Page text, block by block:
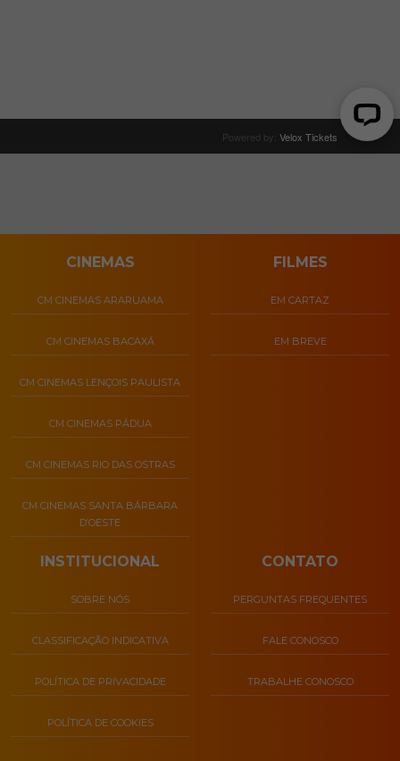
CINEMAS
CM CINEMAS ARARUAMA
CM CINEMAS BACAXÁ
CM CINEMAS LENÇOIS PAULISTA
CM CINEMAS PÁDUA
CM CINEMAS RIO DAS OSTRAS
CM CINEMAS SANTA BÁRBARA
D’OESTE
FILMES
EM CARTAZ
EM BREVE
INSTITUCIONAL
SOBRE NÓS
CLASSIFICAÇÃO INDICATIVA
POLÍTICA DE PRIVACIDADE
POLÍTICA DE COOKIES
CONTATO
PERGUNTAS FREQUENTES
FALE CONOSCO
TRABALHE CONOSCO